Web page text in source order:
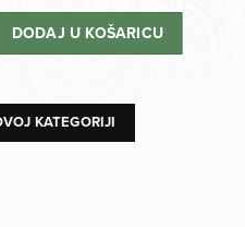
DODAJ U KOŠARICU
KATEGORIJI